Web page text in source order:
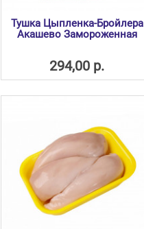
Тушка Цыпленка-Бройлера
Акашево Замороженная
294,00 р.